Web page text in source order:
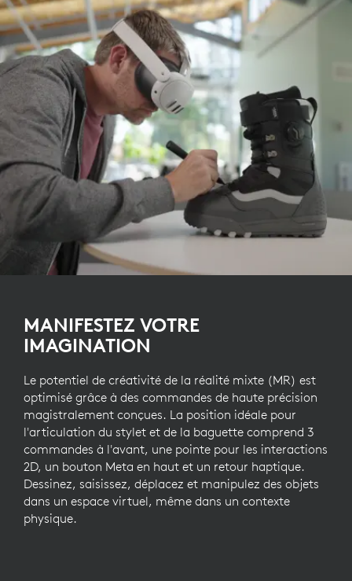
MANIFESTEZ VOTRE
IMAGINATION
Le potentiel de créativité de la réalité mixte (MR) est
optimisé grâce à des commandes de haute précision
magistralement conçues. La position idéale pour
l'articulation du stylet et de la baguette comprend 3
commandes à l'avant, une pointe pour les interactions
2D, un bouton Meta en haut et un retour haptique.
Dessinez, saisissez, déplacez et manipulez des objets
dans un espace virtuel, même dans un contexte
physique.